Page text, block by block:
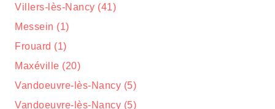
Villers-lès-Nancy (41)
Messein (1)
Frouard (1)
Maxéville (20)
Vandoeuvre-lès-Nancy (5)
Vandoeuvre-lès-Nancy (5)